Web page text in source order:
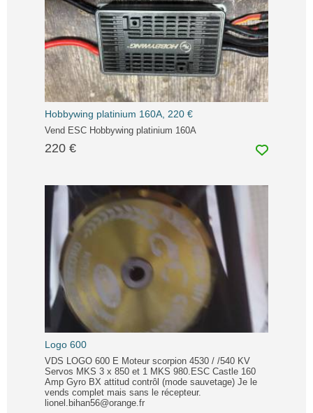
Hobbywing platinium 160A, 220 €
Vend ESC Hobbywing platinium 160A
220 €
Logo 600
VDS LOGO 600 E Moteur scorpion 4530 / /540 KV
Servos MKS 3 x 850 et 1 MKS 980.ESC Castle 160
Amp Gyro BX attitud contrôl (mode sauvetage) Je le
vends complet mais sans le récepteur.
lionel.bihan56@orange.fr